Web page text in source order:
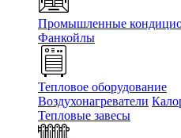
Промышленные
Фанкойлы
Тепловое оборудование
Воздухонагреватели
Тепловые завесы